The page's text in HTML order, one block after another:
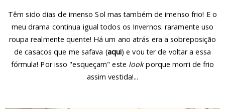
Têm sido dias de imenso Sol mas também de imenso frio! E o
meu drama continua igual todos os Invernos: raramente uso
roupa realmente quente! Há um ano atrás era a sobreposição
de casacos que me safava (aqui) e vou ter de voltar a essa
fórmula! Por isso "esqueçam" este lookporque morri de frio
assim vestida!...